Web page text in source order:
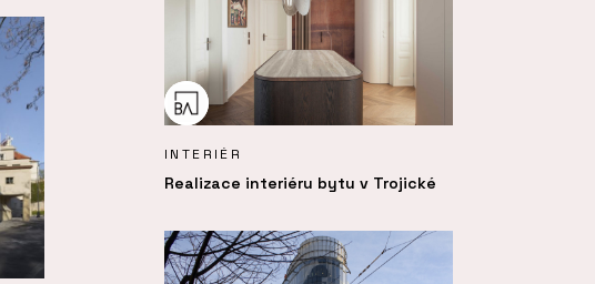
INTERIÉR
Realizace interiéru bytu v Trojické